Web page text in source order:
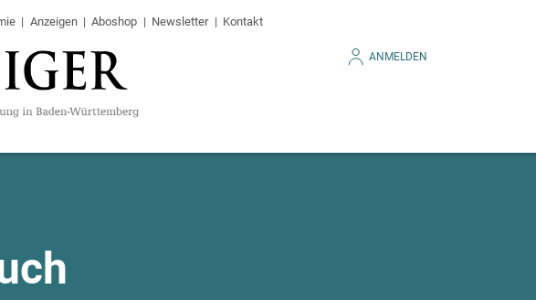
Anzeigen Aboshop Newsletter Kontakt
ANMELDEN